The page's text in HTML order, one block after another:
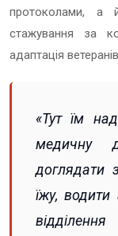
протоколами, а
стажування за
адаптація
«Тут їм
медичну
доглядати
їжу, водити